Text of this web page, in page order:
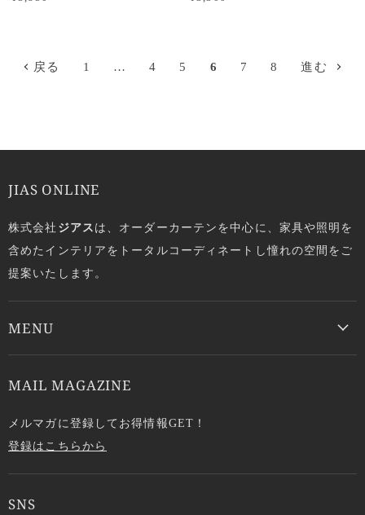
戻る 1 … 4 5 6 7 8 進む
JIAS ONLINE
株式会社 ジアスは、オーダーカーテンを中心に、家具や照明を
含めたインテリアをトータルコーディネートし憧れの空間をご
提案いたします。
MENU
MAIL MAGAZINE
メルマガに登録してお得情報GET！
登録はこちらから
SNS